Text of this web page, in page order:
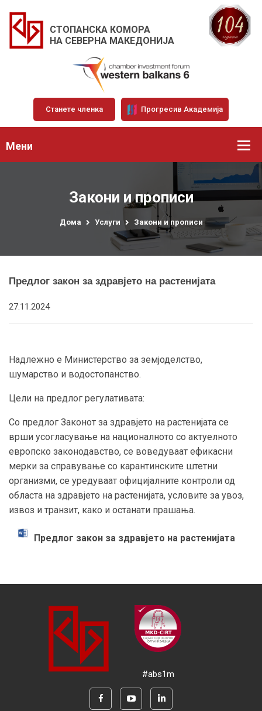
СТОПАНСКА КОМОРА
НА СЕВЕРНА МАКЕДОНИЈА
Станете членка Прогресив Академија
Мени
Закони и прописи
Дома Услуги Закони и прописи
Предлог закон за здравјето на растенијата
27.11.2024
Надлежно е Министерство за земјоделство,
шумарство и водостопанство.
Цели на предлог регулативата:
Со предлог Законот за здравјето на растенијата се
врши усогласување на националното со актуелното
европско законодавство, се воведуваат ефикасни
мерки за справување со карантинските штетни
организми, се уредуваат официјалните контроли од
областа на здравјето на растенијата, условите за увоз,
извоз и транзит, како и останати прашања.
Предлог закон за здравјето на растенијата
#abs1m